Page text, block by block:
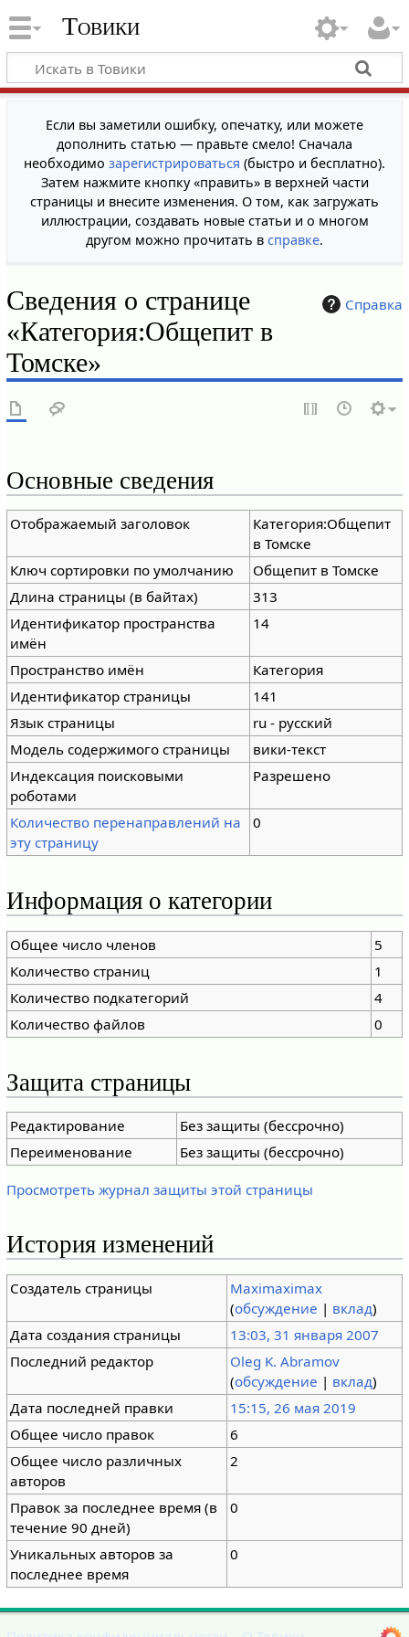
Товики
Если вы заметили ошибку, опечатку, или можете
дополнить статью — правьте смело! Сначала
необходимо зарегистрироваться (быстро и бесплатно).
Затем нажмите кнопку «править» в верхней части
страницы и внесите изменения. О том, как загружать
иллюстрации, создавать новые статьи и о многом
другом можно прочитать в справке.
Справка
Сведения о странице
«Категория:Общепит в
Томске»
Основные сведения
Отображаемый заголовок
Категория:Общепит
в Томске
Ключ сортировки по умолчанию
Общепит в Томске
Длина страницы (в байтах)
313
Идентификатор пространства
имён
14
Пространство имён
Категория
Идентификатор страницы
141
Язык страницы
ru - русский
Модель содержимого страницы
вики-текст
Индексация поисковыми
роботами
Разрешено
Количество перенаправлений на
эту страницу
0
Информация о категории
Общее число членов
5
Количество страниц
1
Количество подкатегорий
4
Количество файлов
0
Защита страницы
Редактирование
Без защиты (бессрочно)
Переименование
Без защиты (бессрочно)
Просмотреть журнал защиты этой страницы
История изменений
Создатель страницы
Maximaximax
(обсуждение | вклад)
Дата создания страницы
13:03, 31 января 2007
Последний редактор
Oleg K. Abramov
(обсуждение | вклад)
Дата последней правки
15:15, 26 мая 2019
Общее число правок
6
Общее число различных
авторов
2
Правок за последнее время (в
течение 90 дней)
0
Уникальных авторов за
последнее время
0